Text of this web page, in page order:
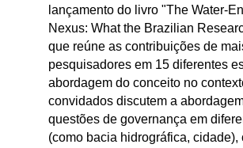
lançamento do livro "The Water-
Nexus: What the Brazilian
que reúne as contribuições de
pesquisadores em 15 diferentes
abordagem do conceito no
convidados discutem a
questões de governança em
(como bacia hidrográfica, cidade),